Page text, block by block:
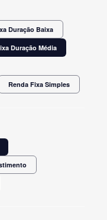
Duração Baixa
Duração Média
Renda Fixa Simples